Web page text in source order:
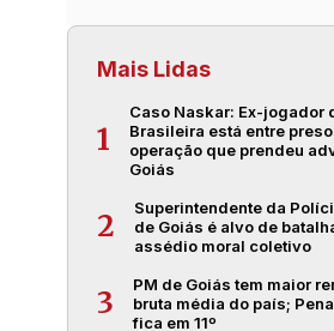
Mais Lidas
1
Caso Naskar: Ex-jogador
Brasileira está entre
operação que prendeu
Goiás
2
Superintendente da
de Goiás é alvo de
assédio moral coletivo
3
PM de Goiás tem maior
bruta média do país;
fica em 11º